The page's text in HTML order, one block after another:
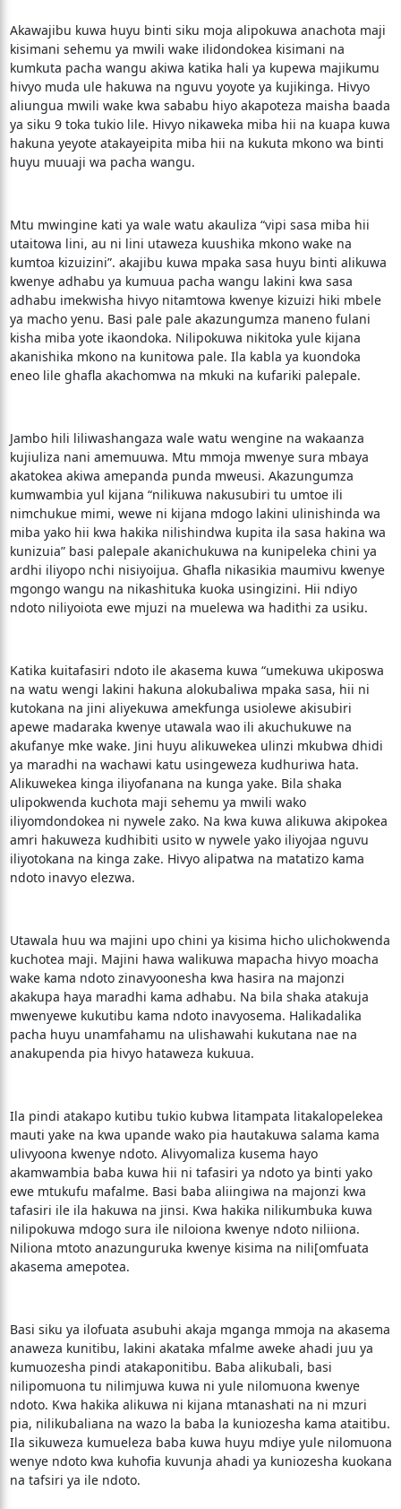
Akawajibu kuwa huyu binti siku moja alipokuwa anachota maji
kisimani sehemu ya mwili wake ilidondokea kisimani na
kumkuta pacha wangu akiwa katika hali ya kupewa majikumu
hivyo muda ule hakuwa na nguvu yoyote ya kujikinga. Hivyo
aliungua mwili wake kwa sababu hiyo akapoteza maisha baada
ya siku 9 toka tukio lile. Hivyo nikaweka miba hii na kuapa kuwa
hakuna yeyote atakayeipita miba hii na kukuta mkono wa binti
huyu muuaji wa pacha wangu.
Mtu mwingine kati ya wale watu akauliza “vipi sasa miba hii
utaitowa lini, au ni lini utaweza kuushika mkono wake na
kumtoa kizuizini”. akajibu kuwa mpaka sasa huyu binti alikuwa
kwenye adhabu ya kumuua pacha wangu lakini kwa sasa
adhabu imekwisha hivyo nitamtowa kwenye kizuizi hiki mbele
ya macho yenu. Basi pale pale akazungumza maneno fulani
kisha miba yote ikaondoka. Nilipokuwa nikitoka yule kijana
akanishika mkono na kunitowa pale. Ila kabla ya kuondoka
eneo lile ghafla akachomwa na mkuki na kufariki palepale.
Jambo hili liliwashangaza wale watu wengine na wakaanza
kujiuliza nani amemuuwa. Mtu mmoja mwenye sura mbaya
akatokea akiwa amepanda punda mweusi. Akazungumza
kumwambia yul kijana “nilikuwa nakusubiri tu umtoe ili
nimchukue mimi, wewe ni kijana mdogo lakini ulinishinda wa
miba yako hii kwa hakika nilishindwa kupita ila sasa hakina wa
kunizuia” basi palepale akanichukuwa na kunipeleka chini ya
ardhi iliyopo nchi nisiyoijua. Ghafla nikasikia maumivu kwenye
mgongo wangu na nikashituka kuoka usingizini. Hii ndiyo
ndoto niliyoiota ewe mjuzi na muelewa wa hadithi za usiku.
Katika kuitafasiri ndoto ile akasema kuwa “umekuwa ukiposwa
na watu wengi lakini hakuna alokubaliwa mpaka sasa, hii ni
kutokana na jini aliyekuwa amekfunga usiolewe akisubiri
apewe madaraka kwenye utawala wao ili akuchukuwe na
akufanye mke wake. Jini huyu alikuwekea ulinzi mkubwa dhidi
ya maradhi na wachawi katu usingeweza kudhuriwa hata.
Alikuwekea kinga iliyofanana na kunga yake. Bila shaka
ulipokwenda kuchota maji sehemu ya mwili wako
iliyomdondokea ni nywele zako. Na kwa kuwa alikuwa akipokea
amri hakuweza kudhibiti usito w nywele yako iliyojaa nguvu
iliyotokana na kinga zake. Hivyo alipatwa na matatizo kama
ndoto inavyo elezwa.
Utawala huu wa majini upo chini ya kisima hicho ulichokwenda
kuchotea maji. Majini hawa walikuwa mapacha hivyo moacha
wake kama ndoto zinavyoonesha kwa hasira na majonzi
akakupa haya maradhi kama adhabu. Na bila shaka atakuja
mwenyewe kukutibu kama ndoto inavyosema. Halikadalika
pacha huyu unamfahamu na ulishawahi kukutana nae na
anakupenda pia hivyo hataweza kukuua.
Ila pindi atakapo kutibu tukio kubwa litampata litakalopelekea
mauti yake na kwa upande wako pia hautakuwa salama kama
ulivyoona kwenye ndoto. Alivyomaliza kusema hayo
akamwambia baba kuwa hii ni tafasiri ya ndoto ya binti yako
ewe mtukufu mafalme. Basi baba aliingiwa na majonzi kwa
tafasiri ile ila hakuwa na jinsi. Kwa hakika nilikumbuka kuwa
nilipokuwa mdogo sura ile niloiona kwenye ndoto niliiona.
Niliona mtoto anazunguruka kwenye kisima na nili[omfuata
akasema amepotea.
Basi siku ya ilofuata asubuhi akaja mganga mmoja na akasema
anaweza kunitibu, lakini akataka mfalme aweke ahadi juu ya
kumuozesha pindi atakaponitibu. Baba alikubali, basi
nilipomuona tu nilimjuwa kuwa ni yule nilomuona kwenye
ndoto. Kwa hakika alikuwa ni kijana mtanashati na ni mzuri
pia, nilikubaliana na wazo la baba la kuniozesha kama ataitibu.
Ila sikuweza kumueleza baba kuwa huyu mdiye yule nilomuona
wenye ndoto kwa kuhofia kuvunja ahadi ya kuniozesha kuokana
na tafsiri ya ile ndoto.